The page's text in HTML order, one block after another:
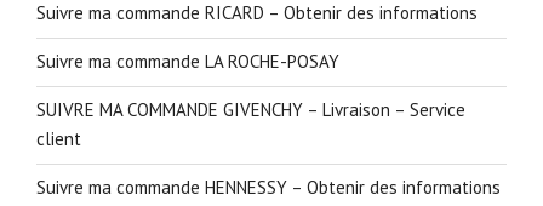
Suivre ma commande RICARD – Obtenir des informations
Suivre ma commande LA ROCHE-POSAY
SUIVRE MA COMMANDE GIVENCHY – Livraison – Service
client
Suivre ma commande HENNESSY – Obtenir des informations